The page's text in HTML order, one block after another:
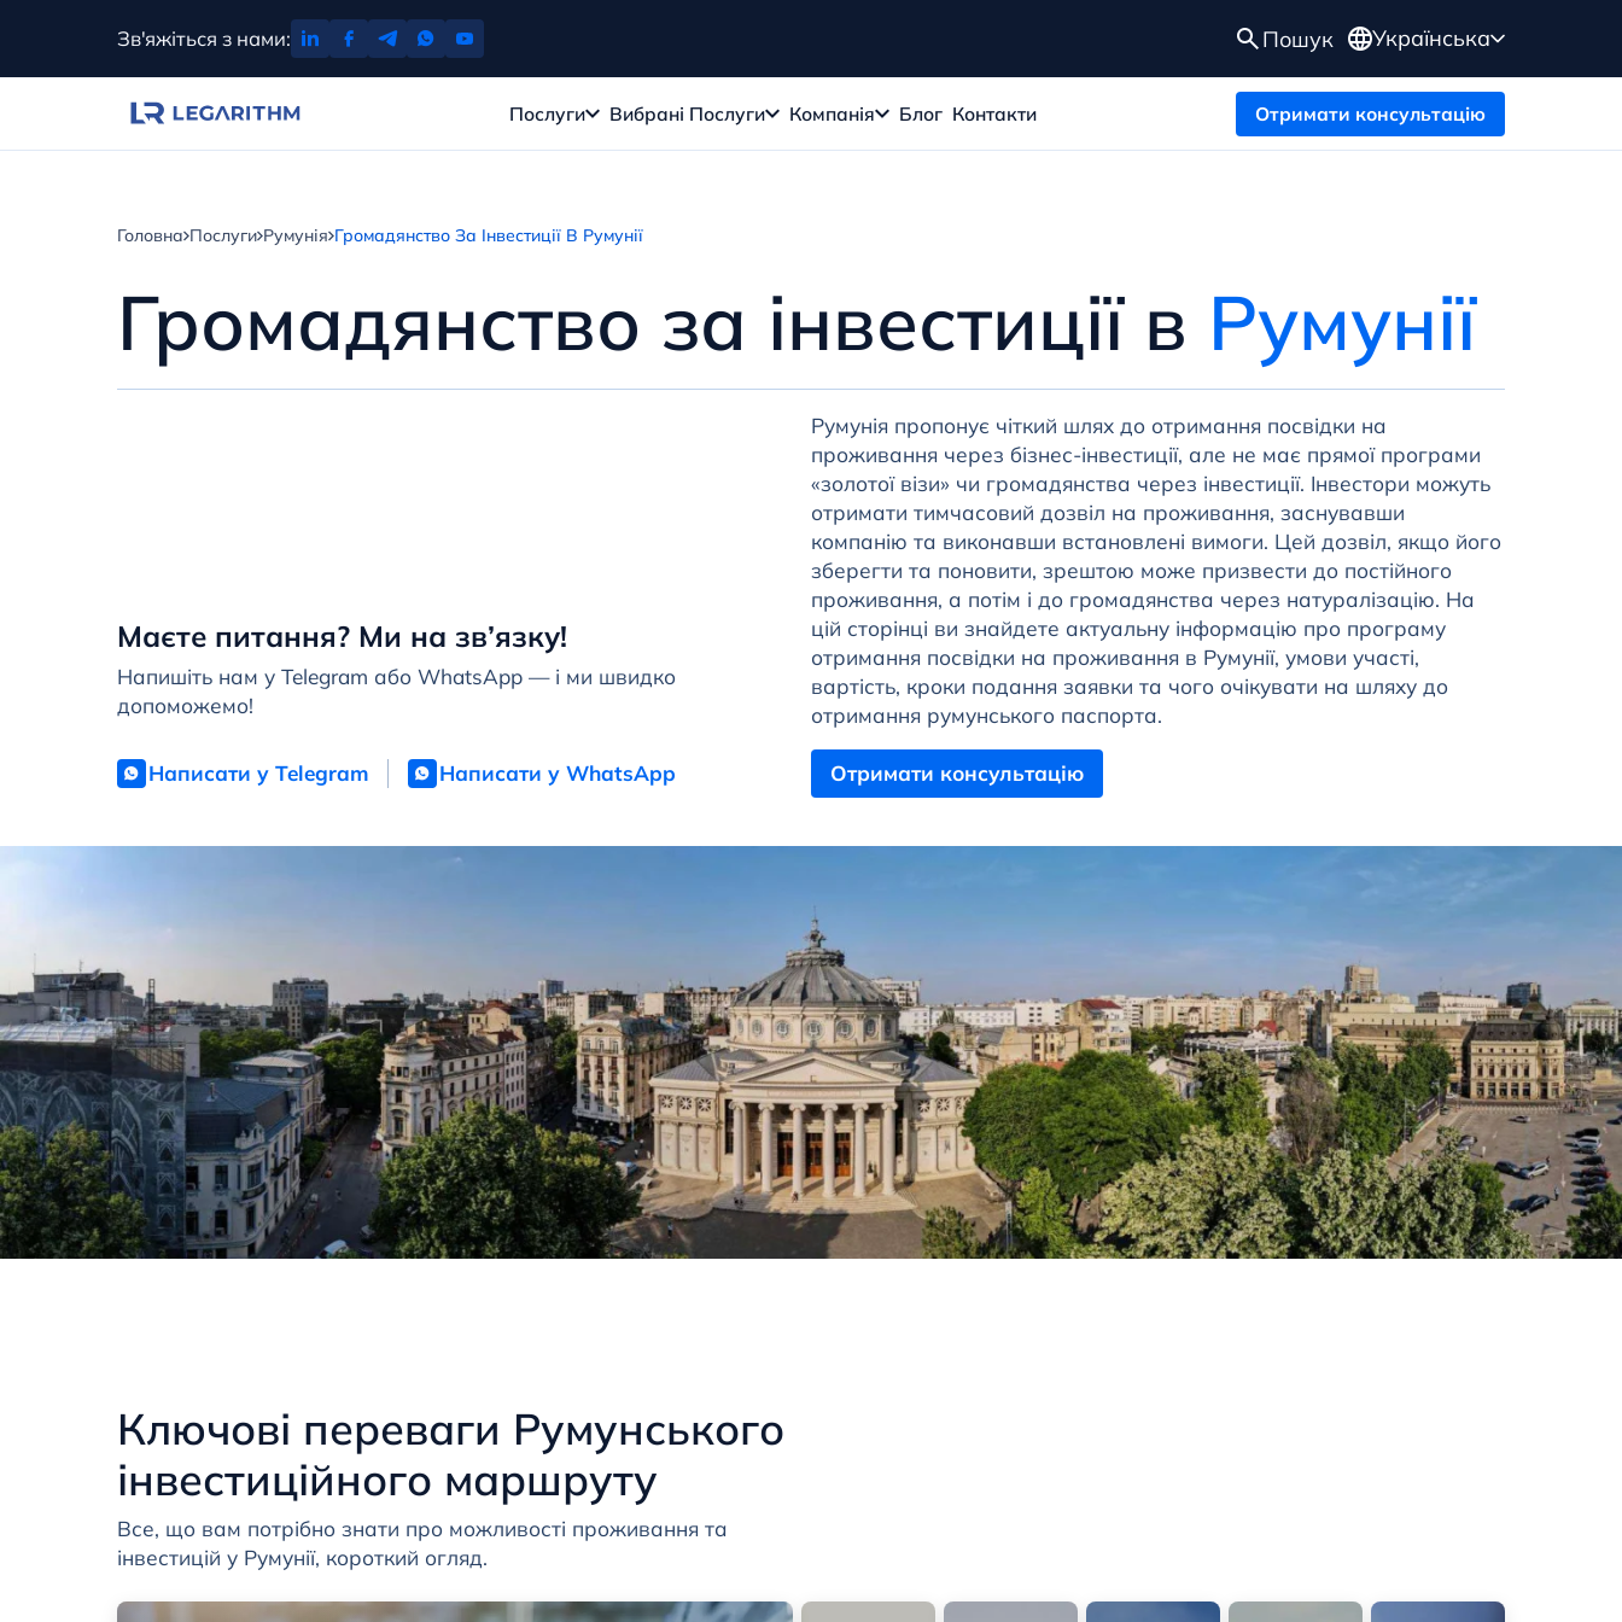
Зв'яжіться з нами: Пошук Українська
Послуги Вибрані Послуги Компанія Блог Контакти Отримати консультацію
Головна Послуги Румунія Громадянство За Інвестиції В Румунії
Громадянство за інвестиції в Румунії
Маєте питання? Ми на зв’язку!
Напишіть нам у Telegram або WhatsApp — і ми швидко
допоможемо!
Написати у Telegram Написати у WhatsApp
Румунія пропонує чіткий шлях до отримання посвідки на
проживання через бізнес-інвестиції, але не має прямої програми
«золотої візи» чи громадянства через інвестиції. Інвестори можуть
отримати тимчасовий дозвіл на проживання, заснувавши
компанію та виконавши встановлені вимоги. Цей дозвіл, якщо його
зберегти та поновити, зрештою може призвести до постійного
проживання, а потім і до громадянства через натуралізацію. На
цій сторінці ви знайдете актуальну інформацію про програму
отримання посвідки на проживання в Румунії, умови участі,
вартість, кроки подання заявки та чого очікувати на шляху до
отримання румунського паспорта.
Отримати консультацію
Ключові переваги Румунського
інвестиційного маршруту
Все, що вам потрібно знати про можливості проживання та
інвестицій у Румунії, короткий огляд.